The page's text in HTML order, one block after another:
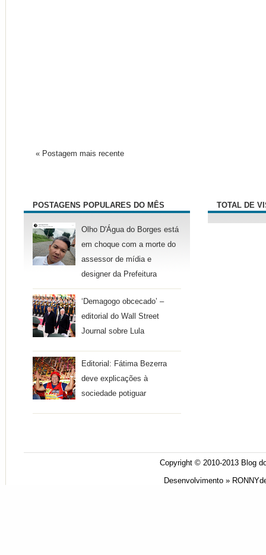
« Postagem mais recente
POSTAGENS POPULARES DO MÊS
Olho D'Água do Borges está
em choque com a morte do
assessor de mídia e
designer da Prefeitura
‘Demagogo obcecado’ –
editorial do Wall Street
Journal sobre Lula
Editorial: Fátima Bezerra
deve explicações à
sociedade potiguar
TOTAL DE
Copyright © 2010-2013 Blog
Desenvolvimento »